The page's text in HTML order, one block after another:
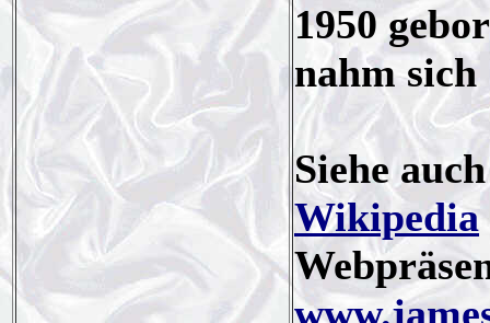
1950
nahm sich
Siehe
Wikipedia